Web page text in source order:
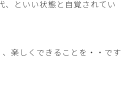
、といい状態と自覚されてい
楽しくできることを・・です